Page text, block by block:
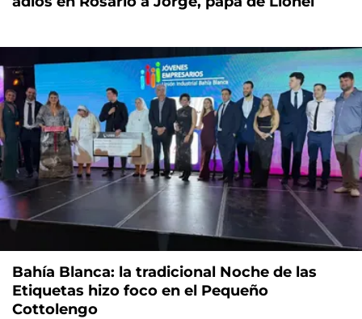
Bahía Blanca: la tradicional Noche de las
Etiquetas hizo foco en el Pequeño
Cottolengo